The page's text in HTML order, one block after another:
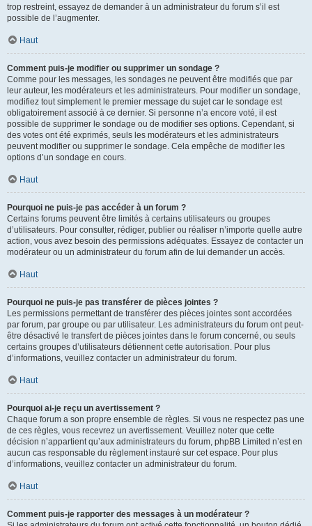
trop restreint, essayez de demander à un administrateur du forum s’il est
possible de l’augmenter.
Haut
Comment puis-je modifier ou supprimer un sondage ?
Comme pour les messages, les sondages ne peuvent être modifiés que par
leur auteur, les modérateurs et les administrateurs. Pour modifier un sondage,
modifiez tout simplement le premier message du sujet car le sondage est
obligatoirement associé à ce dernier. Si personne n’a encore voté, il est
possible de supprimer le sondage ou de modifier ses options. Cependant, si
des votes ont été exprimés, seuls les modérateurs et les administrateurs
peuvent modifier ou supprimer le sondage. Cela empêche de modifier les
options d’un sondage en cours.
Haut
Pourquoi ne puis-je pas accéder à un forum ?
Certains forums peuvent être limités à certains utilisateurs ou groupes
d’utilisateurs. Pour consulter, rédiger, publier ou réaliser n’importe quelle autre
action, vous avez besoin des permissions adéquates. Essayez de contacter un
modérateur ou un administrateur du forum afin de lui demander un accès.
Haut
Pourquoi ne puis-je pas transférer de pièces jointes ?
Les permissions permettant de transférer des pièces jointes sont accordées
par forum, par groupe ou par utilisateur. Les administrateurs du forum ont peut-
être désactivé le transfert de pièces jointes dans le forum concerné, ou seuls
certains groupes d’utilisateurs détiennent cette autorisation. Pour plus
d’informations, veuillez contacter un administrateur du forum.
Haut
Pourquoi ai-je reçu un avertissement ?
Chaque forum a son propre ensemble de règles. Si vous ne respectez pas une
de ces règles, vous recevrez un avertissement. Veuillez noter que cette
décision n’appartient qu’aux administrateurs du forum, phpBB Limited n’est en
aucun cas responsable du règlement instauré sur cet espace. Pour plus
d’informations, veuillez contacter un administrateur du forum.
Haut
Comment puis-je rapporter des messages à un modérateur ?